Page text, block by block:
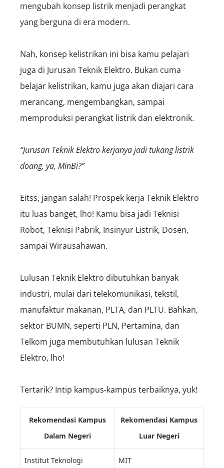
mengubah konsep listrik menjadi perangkat
yang berguna di era modern.
Nah, konsep kelistrikan ini bisa kamu pelajari
juga di Jurusan Teknik Elektro. Bukan cuma
belajar kelistrikan, kamu juga akan diajari cara
merancang, mengembangkan, sampai
memproduksi perangkat listrik dan elektronik.
“Jurusan Teknik Elektro kerjanya jadi tukang listrik
doang, ya, MinBi?”
Eitss, jangan salah! Prospek kerja Teknik Elektro
itu luas banget, lho! Kamu bisa jadi Teknisi
Robot, Teknisi Pabrik, Insinyur Listrik, Dosen,
sampai Wirausahawan.
Lulusan Teknik Elektro dibutuhkan banyak
industri, mulai dari telekomunikasi, tekstil,
manufaktur makanan, PLTA, dan PLTU. Bahkan,
sektor BUMN, seperti PLN, Pertamina, dan
Telkom juga membutuhkan lulusan Teknik
Elektro, lho!
Tertarik? Intip kampus-kampus terbaiknya, yuk!
Rekomendasi Kampus
Dalam Negeri
Rekomendasi Kampus
Luar Negeri
Institut Teknologi
MIT